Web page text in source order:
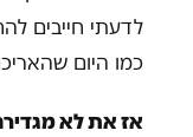
לדעתי חייבים
כמו היום שהאריכו
אז את לא